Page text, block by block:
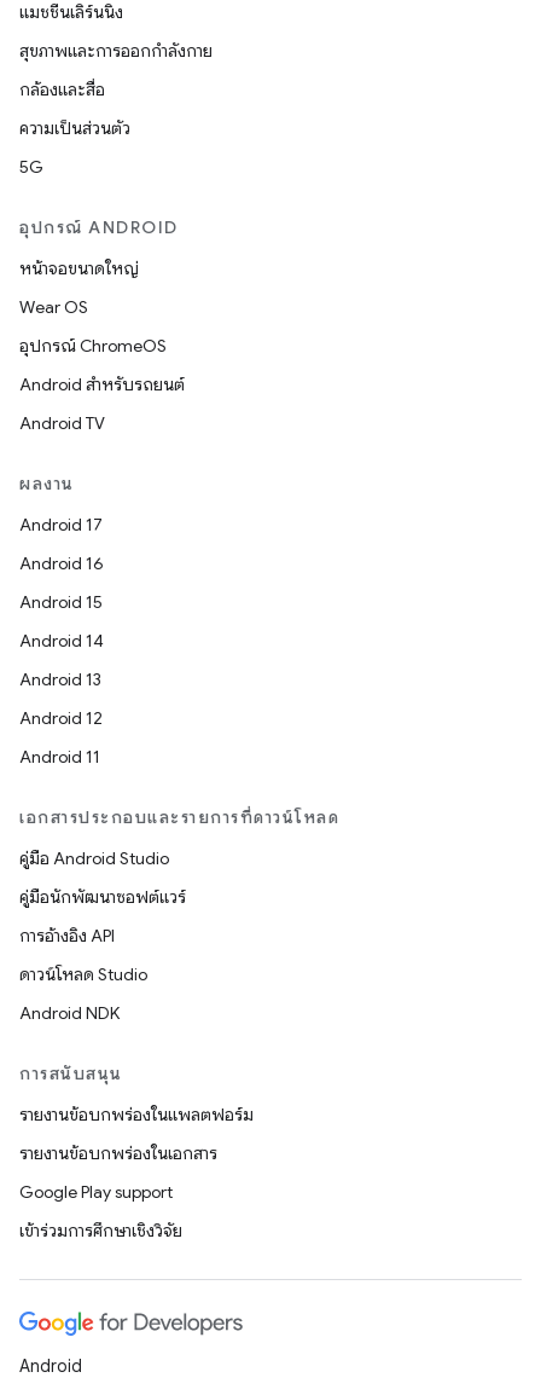
แมชชีนเลิร์นนิง
สุขภาพและการออกกำลังกาย
กล้องและสื่อ
ความเป็นส่วนตัว
5G
อุปกรณ์ ANDROID
หน้าจอขนาดใหญ่
Wear OS
อุปกรณ์ ChromeOS
Android สำหรับรถยนต์
Android TV
ผลงาน
Android 17
Android 16
Android 15
Android 14
Android 13
Android 12
Android 11
เอกสารประกอบและรายการที่ดาวน์โหลด
คู่มือ Android Studio
คู่มือนักพัฒนาซอฟต์แวร์
การอ้างอิง API
ดาวน์โหลด Studio
Android NDK
การสนับสนุน
รายงานข้อบกพร่องในแพลตฟอร์ม
รายงานข้อบกพร่องในเอกสาร
Google Play support
เข้าร่วมการศึกษาเชิงวิจัย
Android